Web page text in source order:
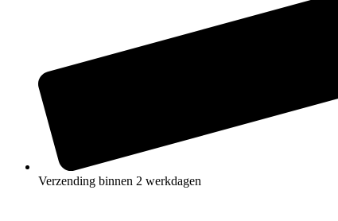
Verzending binnen 2 werkdagen